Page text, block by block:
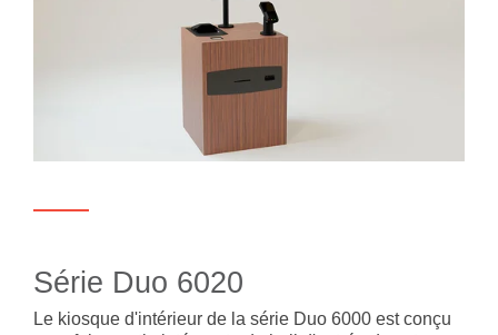
Série Duo 6020
Le kiosque d'intérieur de la série Duo 6000 est conçu